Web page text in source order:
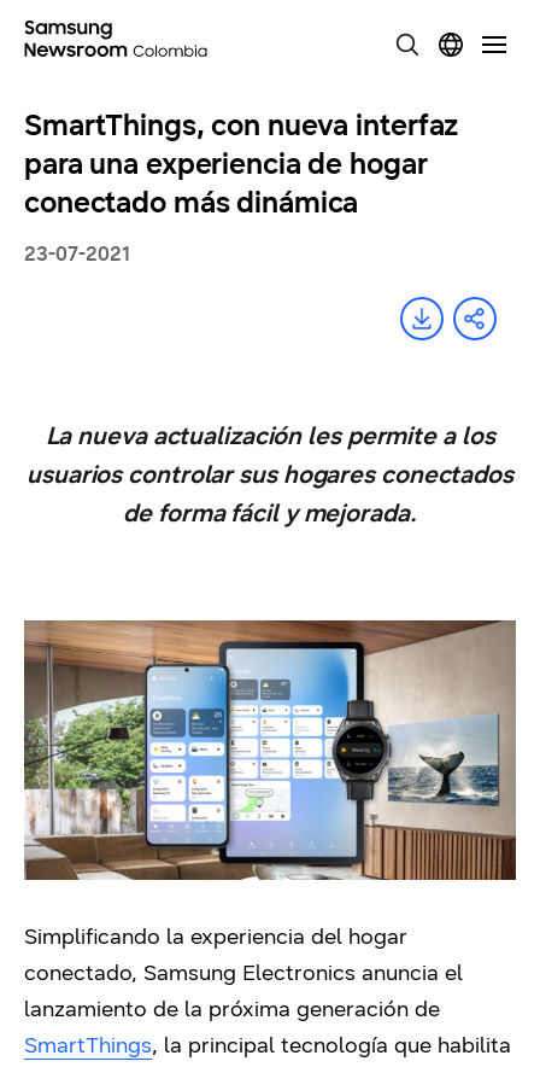
SmartThings, con nueva interfaz
para una experiencia de hogar
conectado más dinámica
23-07-2021
La nueva actualización les permite a los
usuarios controlar sus hogares conectados
de forma fácil y mejorada.
Simplificando la experiencia del hogar
conectado, Samsung Electronics anuncia el
lanzamiento de la próxima generación de
SmartThings, la principal tecnología que habilita